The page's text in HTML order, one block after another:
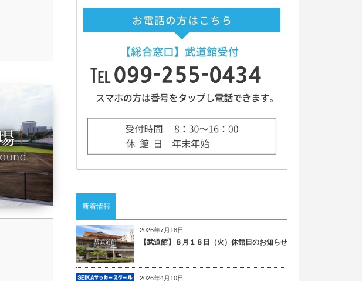
新着情報
2026年7月18日
【武道館】８月１８日（火）休館日のお知らせ
2026年4月10日